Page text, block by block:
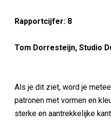
Rapportcijfer: 8
Tom Dorresteijn, Studio
Als je dit ziet, word je
patronen met vormen en
sterke en aantrekkelijke